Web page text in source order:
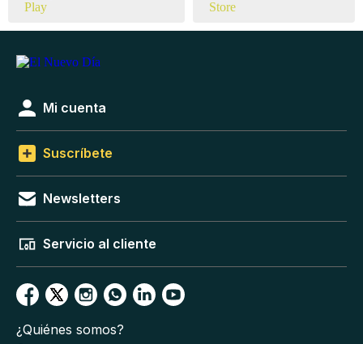
Mi cuenta
Suscríbete
Newsletters
Servicio al cliente
¿Quiénes somos?